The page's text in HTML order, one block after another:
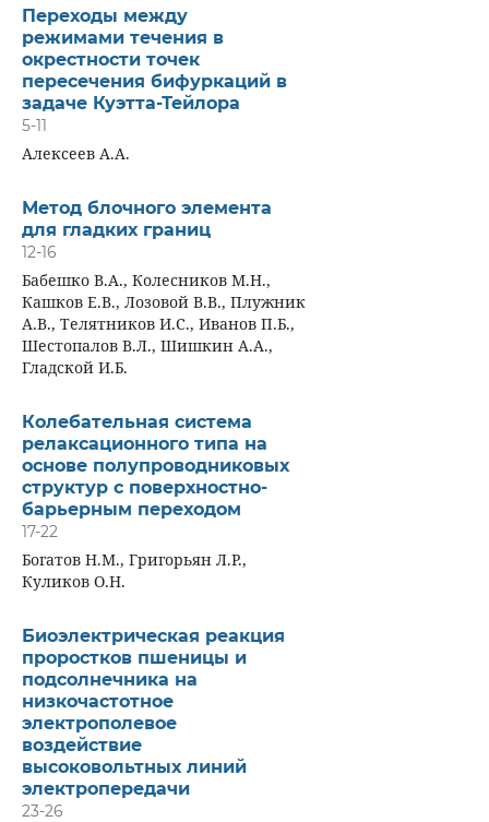
Переходы между
режимами течения в
окрестности точек
пересечения бифуркаций в
задаче Куэтта-Тейлора
5-11
Алексеев А.А.
Метод блочного элемента
для гладких границ
12-16
Бабешко В.А., Колесников М.Н.,
Кашков Е.В., Лозовой В.В., Плужник
А.В., Телятников И.С., Иванов П.Б.,
Шестопалов В.Л., Шишкин А.А.,
Гладской И.Б.
Колебательная система
релаксационного типа на
основе полупроводниковых
структур с поверхностно-
барьерным переходом
17-22
Богатов Н.М., Григорьян Л.Р.,
Куликов О.Н.
Биоэлектрическая реакция
проростков пшеницы и
подсолнечника на
низкочастотное
электрополевое
воздействие
высоковольтных линий
электропередачи
23-26